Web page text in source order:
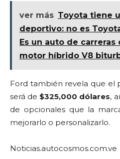
ver más Toyota tiene
deportivo: no es
Es un auto de
motor híbrido V8
Ford también revela que el
será de $325,000 dólares,
de opcionales que la
mejorarlo o personalizarlo.
Noticias.autocosmos.com.ve